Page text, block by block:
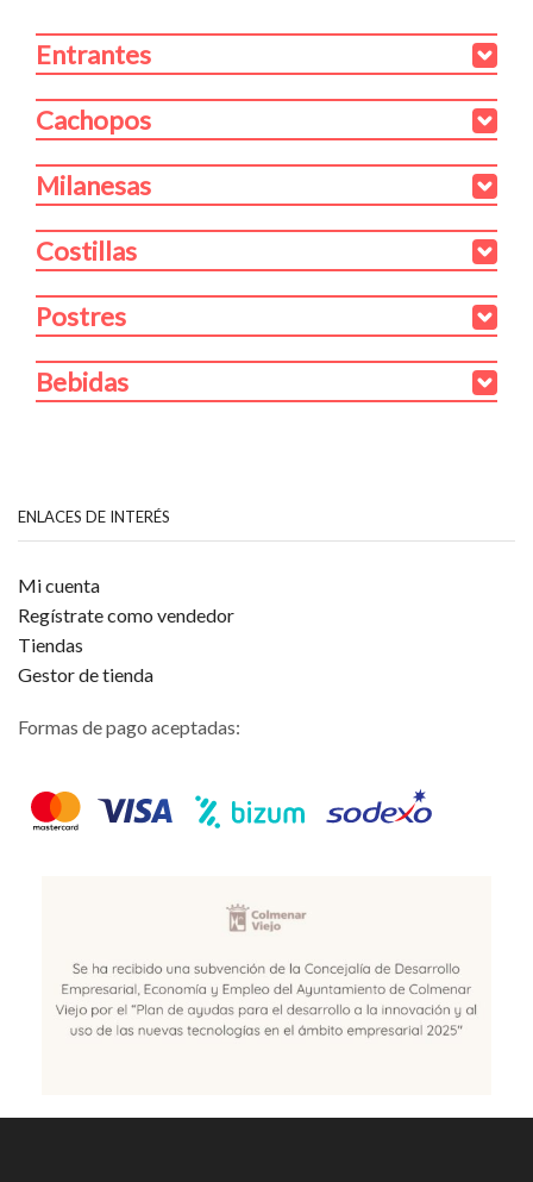
Entrantes
Cachopos
Milanesas
Costillas
Postres
Bebidas
ENLACES DE INTERÉS
Mi cuenta
Regístrate como vendedor
Tiendas
Gestor de tienda
Formas de pago aceptadas: